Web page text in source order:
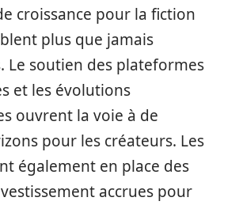
croissance pour la fiction
plus que jamais
Le soutien des plateformes
et les évolutions
ouvrent la voie à de
pour les créateurs. Les
également en place des
accrues pour